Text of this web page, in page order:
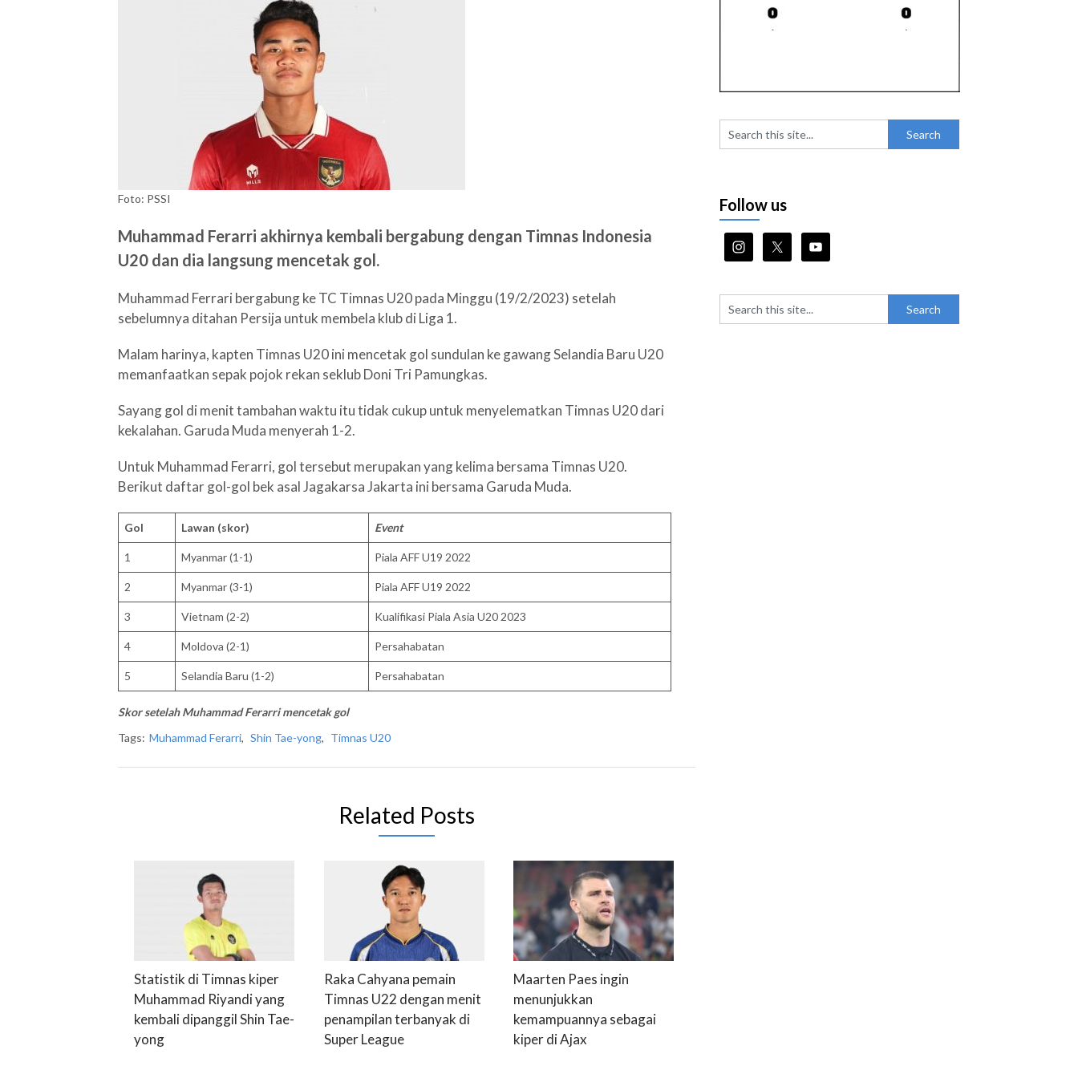
Foto: PSSI
Muhammad Ferarri akhirnya kembali bergabung dengan Timnas Indonesia
U20 dan dia langsung mencetak gol.
Muhammad Ferrari bergabung ke TC Timnas U20 pada Minggu (19/2/2023) setelah
sebelumnya ditahan Persija untuk membela klub di Liga 1.
Malam harinya, kapten Timnas U20 ini mencetak gol sundulan ke gawang Selandia Baru U20
memanfaatkan sepak pojok rekan seklub Doni Tri Pamungkas.
Sayang gol di menit tambahan waktu itu tidak cukup untuk menyelematkan Timnas U20 dari
kekalahan. Garuda Muda menyerah 1-2.
Untuk Muhammad Ferarri, gol tersebut merupakan yang kelima bersama Timnas U20.
Berikut daftar gol-gol bek asal Jagakarsa Jakarta ini bersama Garuda Muda.
Gol Lawan (skor) Event
1 Myanmar (1-1) Piala AFF U19 2022
2 Myanmar (3-1) Piala AFF U19 2022
3 Vietnam (2-2) Kualifikasi Piala Asia U20 2023
4 Moldova (2-1) Persahabatan
5 Selandia Baru (1-2) Persahabatan
Skor setelah Muhammad Ferarri mencetak gol
Tags: Muhammad Ferarri, Shin Tae-yong, Timnas U20
Related Posts
Statistik di Timnas kiper
Muhammad Riyandi yang
kembali dipanggil Shin Tae-
yong
Raka Cahyana pemain
Timnas U22 dengan menit
penampilan terbanyak di
Super League
Maarten Paes ingin
menunjukkan
kemampuannya sebagai
kiper di Ajax
Follow us